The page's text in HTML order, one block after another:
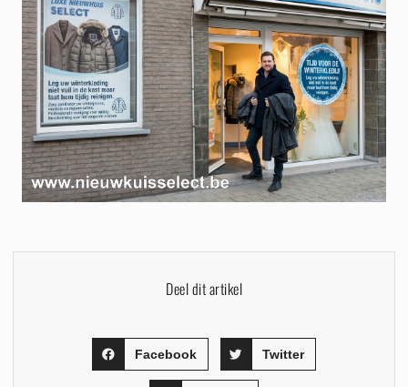
Deel dit artikel
Facebook Twitter